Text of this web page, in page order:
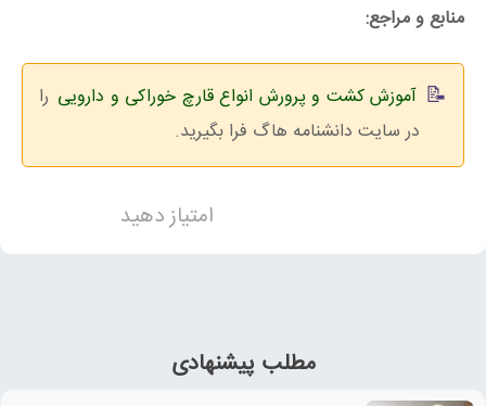
منابع و مراجع:
آموزش کشت و پرورش انواع قارچ خوراکی و دارویی را
در سایت دانشنامه هاگ فرا بگیرید.
امتیاز دهید
مطلب پیشنهادی